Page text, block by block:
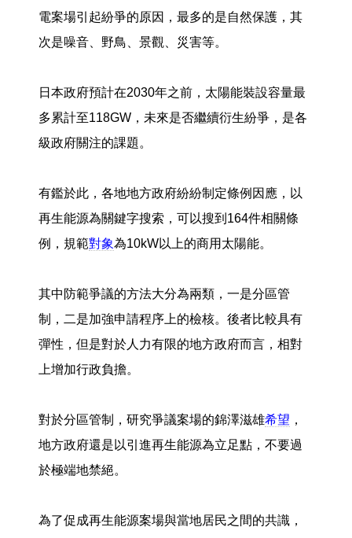
電案場引起紛爭的原因，最多的是自然保護，其
次是噪音、野鳥、景觀、災害等。
日本政府預計在2030年之前，太陽能裝設容量最
多累計至118GW，未來是否繼續衍生紛爭，是各
級政府關注的課題。
有鑑於此，各地地方政府紛紛制定條例因應，以
再生能源為關鍵字搜索，可以搜到164件相關條
例，規範對象為10kW以上的商用太陽能。
其中防範爭議的方法大分為兩類，一是分區管
制，二是加強申請程序上的檢核。後者比較具有
彈性，但是對於人力有限的地方政府而言，相對
上增加行政負擔。
對於分區管制，研究爭議案場的錦澤滋雄希望 ，
地方政府還是以引進再生能源為立足點，不要過
於極端地禁絕。
為了促成再生能源案場與當地居民之間的共識，